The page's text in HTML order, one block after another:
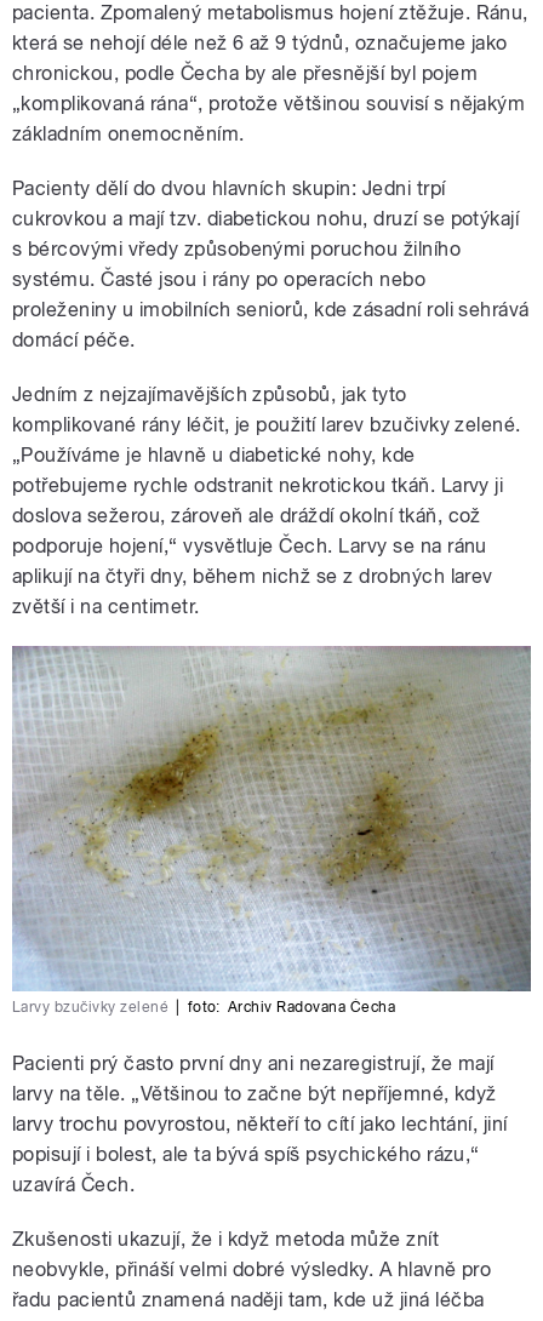
pacienta. Zpomalený metabolismus hojení ztěžuje. Ránu,
která se nehojí déle než 6 až 9 týdnů, označujeme jako
chronickou, podle Čecha by ale přesnější byl pojem
„komplikovaná rána“, protože většinou souvisí s nějakým
základním onemocněním.
Pacienty dělí do dvou hlavních skupin: Jedni trpí
cukrovkou a mají tzv. diabetickou nohu, druzí se potýkají
s bércovými vředy způsobenými poruchou žilního
systému. Časté jsou i rány po operacích nebo
proleženiny u imobilních seniorů, kde zásadní roli sehrává
domácí péče.
Jedním z nejzajímavějších způsobů, jak tyto
komplikované rány léčit, je použití larev bzučivky zelené.
„Používáme je hlavně u diabetické nohy, kde
potřebujeme rychle odstranit nekrotickou tkáň. Larvy ji
doslova sežerou, zároveň ale dráždí okolní tkáň, což
podporuje hojení,“ vysvětluje Čech. Larvy se na ránu
aplikují na čtyři dny, během nichž se z drobných larev
zvětší i na centimetr.
Larvy bzučivky zelené foto: Archiv Radovana Čecha
Pacienti prý často první dny ani nezaregistrují, že mají
larvy na těle. „Většinou to začne být nepříjemné, když
larvy trochu povyrostou, někteří to cítí jako lechtání, jiní
popisují i bolest, ale ta bývá spíš psychického rázu,“
uzavírá Čech.
Zkušenosti ukazují, že i když metoda může znít
neobvykle, přináší velmi dobré výsledky. A hlavně pro
řadu pacientů znamená naději tam, kde už jiná léčba